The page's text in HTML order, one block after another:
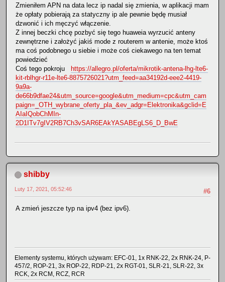
Zmieniłem APN na data lecz ip nadal się zmienia, w aplikacji mam
że opłaty pobierają za statyczny ip ale pewnie będę musiał
dzwonić i ich męczyć włączenie.
Z innej beczki chcę pozbyć się tego huaweia wyrzucić anteny
zewnętrzne i założyć jakiś mode z routerem w antenie, może ktoś
ma coś podobnego u siebie i może coś ciekawego na ten temat
powiedzieć
Coś tego pokroju
https://allegro.pl/oferta/mikrotik-antena-lhg-lte6-
kit-rblhgr-r11e-lte6-8875726021?utm_feed=aa34192d-eee2-4419-
9a9a-
de66b9dfae24&utm_source=google&utm_medium=cpc&utm_cam
paign=_OTH_wybrane_oferty_pla_&ev_adgr=Elektronika&gclid=E
AIaIQobChMIn-
2D1ITv7gIV2RB7Ch3vSAR6EAkYASABEgLS6_D_BwE
shibby
#6
Luty 17, 2021, 05:52:46
A zmień jeszcze typ na ipv4 (bez ipv6).
Elementy systemu, których używam: EFC-01, 1x RNK-22, 2x RNK-24, P-
457/2, ROP-21, 3x ROP-22, RDP-21, 2x RGT-01, SLR-21, SLR-22, 3x
RCK, 2x RCM, RCZ, RCR